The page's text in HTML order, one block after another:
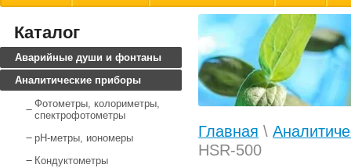
Главная \
HSR-500
Каталог
Аварийные души и фонтаны
Аналитические приборы
Фотометры, колориметры,
спектрофотометры
pH-метры, иономеры
Кондуктометры